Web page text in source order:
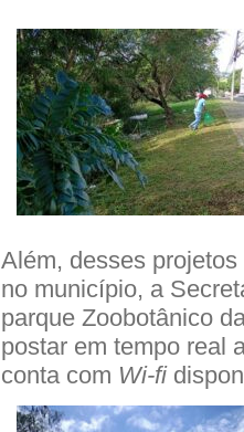
Além, desses
no município, a
parque Zoobotânico
postar em tempo real
conta com Wi-fi